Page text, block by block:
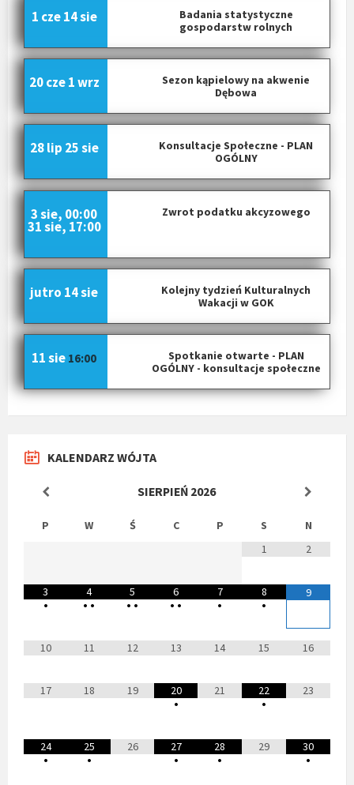
Badania statystyczne
gospodarstw rolnych
1 cze 14 sie
Sezon kąpielowy na akwenie
Dębowa
20 cze 1 wrz
Konsultacje Społeczne - PLAN
OGÓLNY
28 lip 25 sie
Zwrot podatku akcyzowego
3 sie, 00:00
31 sie, 17:00
Kolejny tydzień Kulturalnych
Wakacji w GOK
jutro 14 sie
Spotkanie otwarte - PLAN
OGÓLNY - konsultacje społeczne
11 sie 16:00
KALENDARZ WÓJTA
SIERPIEŃ 2026
P W Ś C P S
N
1
2
3
•
4
• •
5
• •
6
• •
7
•
8
•
9
10 11 12 13 14 15 16
17 18 19
20
•
21
22
•
23
24
•
25
•
26
27
•
28
•
29
30
•